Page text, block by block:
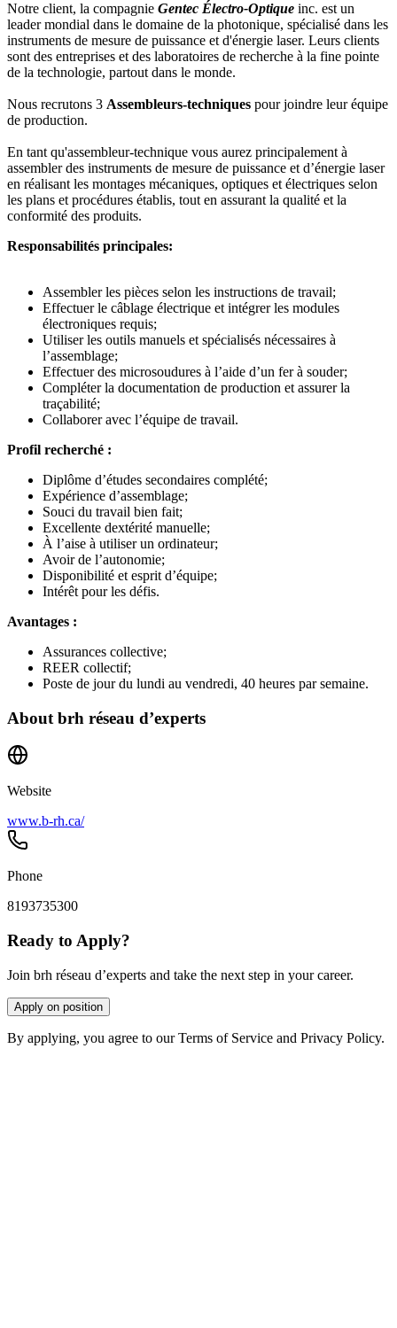
Notre client, la compagnie Gentec Électro-Optique inc. est un
leader mondial dans le domaine de la photonique, spécialisé dans les
instruments de mesure de puissance et d'énergie laser. Leurs clients
sont des entreprises et des laboratoires de recherche à la fine pointe
de la technologie, partout dans le monde.
Nous recrutons 3 Assembleurs-techniques pour joindre leur équipe
de production.
En tant qu'assembleur-technique vous aurez principalement à
assembler des instruments de mesure de puissance et d’énergie laser
en réalisant les montages mécaniques, optiques et électriques selon
les plans et procédures établis, tout en assurant la qualité et la
conformité des produits.
Responsabilités principales:
Assembler les pièces selon les instructions de travail;
Effectuer le câblage électrique et intégrer les modules
électroniques requis;
Utiliser les outils manuels et spécialisés nécessaires à
l’assemblage;
Effectuer des microsoudures à l’aide d’un fer à souder;
Compléter la documentation de production et assurer la
traçabilité;
Collaborer avec l’équipe de travail.
Profil recherché :
Diplôme d’études secondaires complété;
Expérience d’assemblage;
Souci du travail bien fait;
Excellente dextérité manuelle;
À l’aise à utiliser un ordinateur;
Avoir de l’autonomie;
Disponibilité et esprit d’équipe;
Intérêt pour les défis.
Avantages :
Assurances collective;
REER collectif;
Poste de jour du lundi au vendredi, 40 heures par semaine.
About brh réseau d’experts
Website
www.b-rh.ca/
Phone
8193735300
Ready to Apply?
Join brh réseau d’experts and take the next step in your career.
Apply on position
By applying, you agree to our Terms of Service and Privacy Policy.